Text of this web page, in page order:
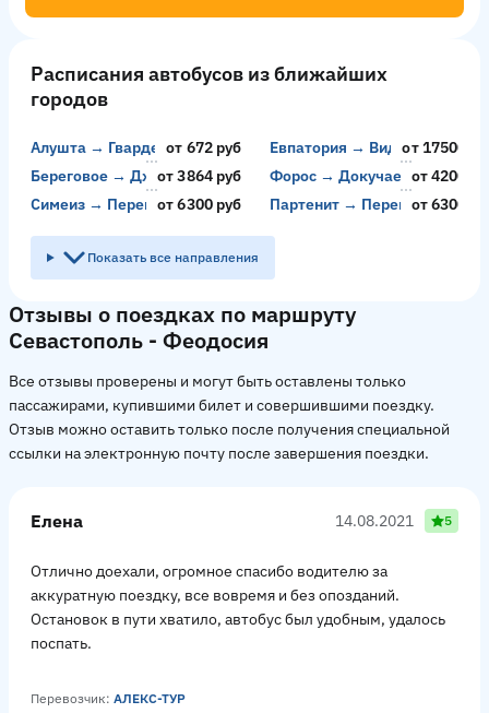
Расписания автобусов из ближайших
городов
Алушта → Гвардейскоеот 672 руб Евпатория → Видноеот 17500
Береговое → Джубгаот 3864 руб Форос → Докучаевскот 4200
Симеиз → Перевальскот 6300 руб Партенит → Перевальск
от 6300
Показать все направления
Отзывы о поездках по маршруту
Севастополь - Феодосия
Все отзывы проверены и могут быть оставлены только
пассажирами, купившими билет и совершившими поездку.
Отзыв можно оставить только после получения специальной
ссылки на электронную почту после завершения поездки.
Елена 14.08.2021 5
Отлично доехали, огромное спасибо водителю за
аккуратную поездку, все вовремя и без опозданий.
Остановок в пути хватило, автобус был удобным, удалось
поспать.
Перевозчик: АЛЕКС-ТУР